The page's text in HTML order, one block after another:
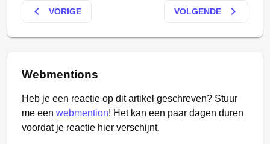
keyboard_arrow_left VORIGE VOLGENDE keyboard_arrow_right
Webmentions
Heb je een reactie op dit artikel geschreven? Stuur
me een webmention! Het kan een paar dagen duren
voordat je reactie hier verschijnt.